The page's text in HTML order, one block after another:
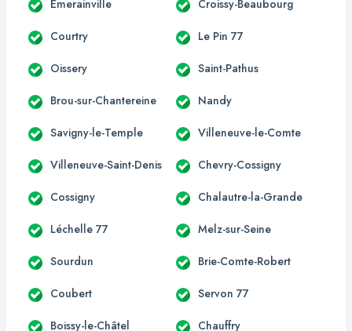
Émerainville Croissy-Beaubourg
Courtry Le Pin 77
Oissery Saint-Pathus
Brou-sur-Chantereine Nandy
Savigny-le-Temple Villeneuve-le-Comte
Villeneuve-Saint-Denis Chevry-Cossigny
Cossigny Chalautre-la-Grande
Léchelle 77 Melz-sur-Seine
Sourdun Brie-Comte-Robert
Coubert Servon 77
Boissy-le-Châtel Chauffry